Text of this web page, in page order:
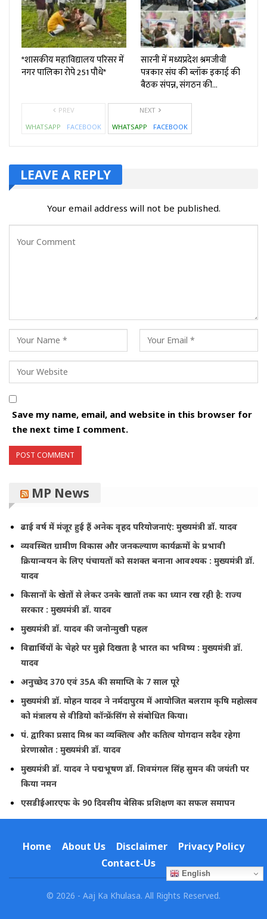
*शासकीय महाविद्यालय परिसर में
नगर पालिका रोपे 251 पौधे*
सारनी में मध्यप्रदेश श्रमजीवी
पत्रकार संघ की ब्लॉक इकाई की
बैठक संपन्न, संगठन की…
PREV
WHATSAPP
FACEBOOK
NEXT
WHATSAPP
FACEBOOK
LEAVE A REPLY
Your email address will not be published.
Save my name, email, and website in this browser for
the next time I comment.
MP News
ढाई वर्ष में मंजूर हुई हैं अनेक वृहद परियोजनाएं: मुख्यमंत्री डॉ. यादव
व्यवस्थित ग्रामीण विकास और जनकल्याण कार्यक्रमों के प्रभावी
क्रियान्वयन के लिए पंचायतों को सशक्त बनाना आवश्यक : मुख्यमंत्री डॉ.
यादव
किसानों के खेतों से लेकर उनके खातों तक का ध्यान रख रही है: राज्य
सरकार : मुख्यमंत्री डॉ. यादव
मुख्यमंत्री डॉ. यादव की जनोन्मुखी पहल
विद्यार्थियों के चेहरे पर मुझे दिखता है भारत का भविष्य : मुख्यमंत्री डॉ.
यादव
अनुच्छेद 370 एवं 35A की समाप्ति के 7 साल पूरे
मुख्यमंत्री डॉ. मोहन यादव ने नर्मदापुरम में आयोजित बलराम कृषि महोत्सव
को मंत्रालय से वीडियो कॉन्फ्रेंसिंग से संबोधित किया।
पं. द्वारिका प्रसाद मिश्र का व्यक्तित्व और कतित्व योगदान सदैव रहेगा
प्रेरणास्रोत : मुख्यमंत्री डॉ. यादव
मुख्यमंत्री डॉ. यादव ने पद्मभूषण डॉ. शिवमंगल सिंह सुमन की जयंती पर
किया नमन
एसडीईआरएफ के 90 दिवसीय बेसिक प्रशिक्षण का सफल समापन
Home About Us Disclaimer
Privacy Policy
Contact-Us
English
© 2026 - Aaj Ka Khulasa. All Rights Reserved.